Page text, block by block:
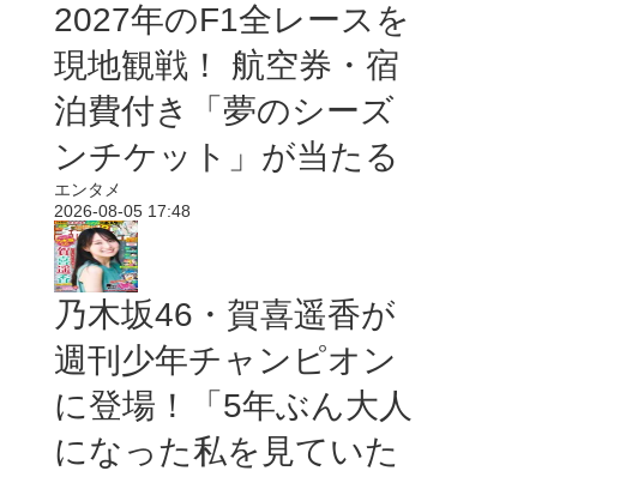
2027年のF1全レースを
現地観戦！ 航空券・宿
泊費付き「夢のシーズ
ンチケット」が当たる
エンタメ
2026-08-05 17:48
乃木坂46・賀喜遥香が
週刊少年チャンピオン
に登場！「5年ぶん大人
になった私を見ていた